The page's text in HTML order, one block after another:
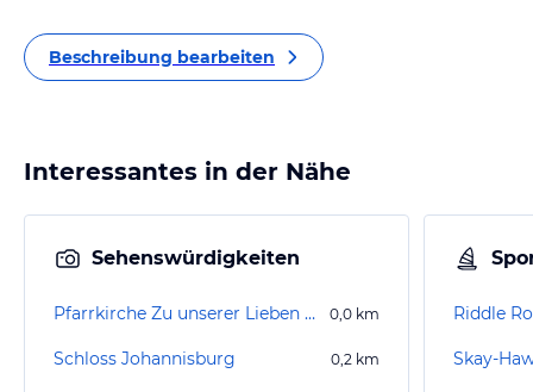
Beschreibung bearbeiten
Interessantes in der Nähe
Sehenswürdigkeiten
Pfarrkirche Zu unserer Lieben Frau 0,0 km
Schloss Johannisburg 0,2 km
Riddle
Skay-